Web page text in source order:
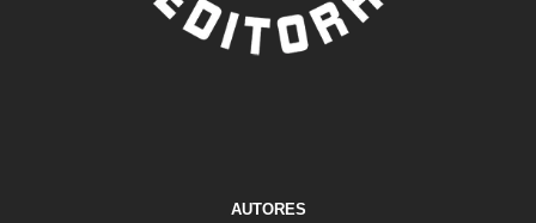
AUTORES